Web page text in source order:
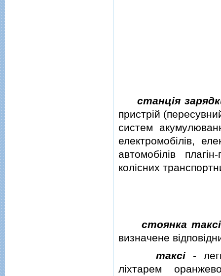
станцiя
пристрiй
систем
електромобiлiв,
автомобiлiв
колiсних
стоянка таксi
визначене
таксi-
лiхтарем